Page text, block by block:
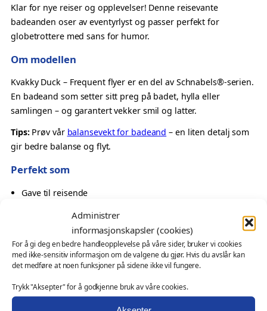
Administrer
informasjonskapsler (cookies)
For å gi deg en bedre handleopplevelse på våre sider, bruker vi cookies
med ikke-sensitiv informasjon om de valgene du gjør. Hvis du avslår kan
det medføre at noen funksjoner på sidene ikke vil fungere.
Trykk "Aksepter" for å godkjenne bruk av våre cookies.
a
n
d
r
e
q
u
n
t
F
y
K
v
k
Klar for nye reiser og opplevelser! Denne reisevante
badeanden oser av eventyrlyst og passer perfekt for
globetrottere med sans for humor.
Om modellen
Kvakky Duck – Frequent flyer er en del av Schnabels®-serien.
En badeand som setter sitt preg på badet, hylla eller
samlingen – og garantert vekker smil og latter.
Tips:Prøv vår balansevekt for badeand – en liten detalj som
gir bedre balanse og flyt.
Perfekt som
Gave til reisende
Oppmerksomhet til globetrotter
Samlerobjekt med tema
Også velegnet som
profilprodukt for reiseliv, turiststeder og bybutikker
messeartikkel og kampanjeprodukt